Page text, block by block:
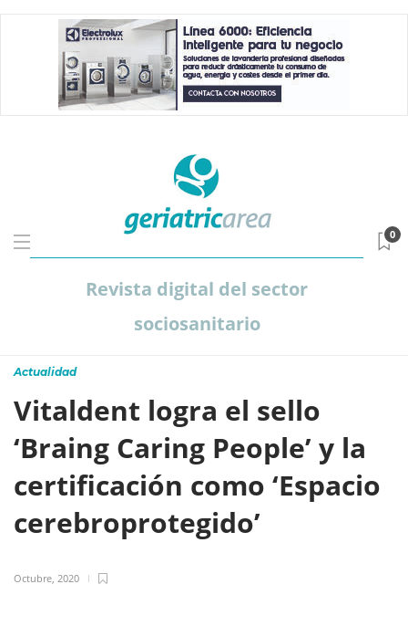
Revista digital del sector
sociosanitario
0
Actualidad
Vitaldent logra el sello
‘Braing Caring People’ y la
certificación como ‘Espacio
cerebroprotegido’
Octubre, 2020